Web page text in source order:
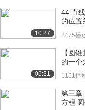
[10] 圆锥曲线大题 面积问
[11] 圆锥曲线大题 面积问
[12] 圆锥曲线大题 定点问
10:27
44 直
的位置
2475播
06:31
【圆
的一个
1161播
第三章
方程 圆